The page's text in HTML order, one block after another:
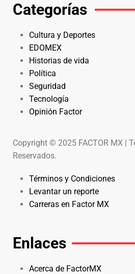
Categorías
Cultura y Deportes
EDOMEX
Historias de vida
Política
Seguridad
Tecnología
Opinión Factor
Copyright © 2025 FACTOR MX |
Reservados.
Términos y Condiciones
Levantar un reporte
Carreras en Factor MX
Enlaces
Acerca de FactorMX